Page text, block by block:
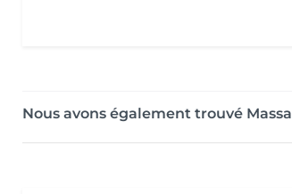
Nous avons également trouvé